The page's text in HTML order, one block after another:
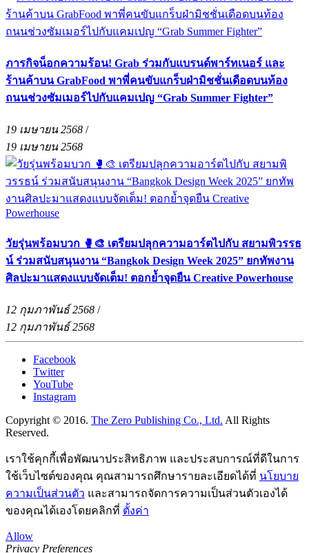
ภารกิจน็อกความร้อน! Grab ร่วมกับแบรนด์พาร์ทเนอร์ และ
ร้านค้าบน GrabFood พาพี่คนขับแกร็บฝ่ามิชชั่นเดือดบนท้อง
ถนนช่วงซัมเมอร์ไปกับแคมเปญ “Grab Summer Fighter”
19 เมษายน 2568 /
19 เมษายน 2568
วัยรุ่นพร้อมบวก 🥊🎨 เตรียมปลุกความอาร์ตไปกับ สยามพิวรรธ
น์ ร่วมสนับสนุนงาน “Bangkok Design Week 2025” ยกทัพงาน
ศิลปะมาแสดงแบบจัดเต็ม! ตอกย้ำจุดยืน Creative Powerhouse
12 กุมภาพันธ์ 2568 /
12 กุมภาพันธ์ 2568
Facebook
Twitter
YouTube
Instagram
Copyright © 2016. The Zero Publishing Co., Ltd. All Rights
Reserved.
เราใช้คุกกี้เพื่อพัฒนาประสิทธิภาพ และประสบการณ์ที่ดีในการ
ใช้เว็บไซต์ของคุณ คุณสามารถศึกษารายละเอียดได้ที่ นโยบาย
ความเป็นส่วนตัว และสามารถจัดการความเป็นส่วนตัวเองได้
ของคุณได้เองโดยคลิกที่ ตั้งค่า
Allow
Privacy Preferences